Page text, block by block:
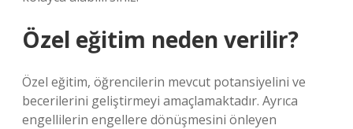
Özel eğitim neden verilir?
Özel eğitim, öğrencilerin mevcut potansiyelini ve
becerilerini geliştirmeyi amaçlamaktadır. Ayrıca
engellilerin engellere dönüşmesini önleyen